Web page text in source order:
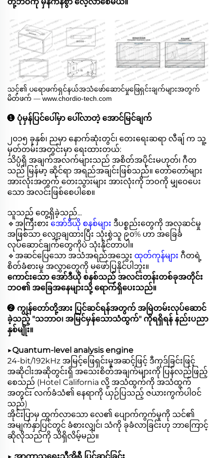
သင့်၏ ပရောဖက်ရှင်နယ်အသံဖော်ဆောင်မှုဖြေရှင်းချက်များအတွက်
မိတ်ဖက် — www.chordio-tech.com
❶ ပုံမှန်ပြင်ပေါ်မှာ ပေါ်လာတဲ့ အောင်မြင်ချက်
၂၀၁၅ ခုနှစ်၊ ညမှာ နောက်ဆုံးတွင်၊ တေးရေးဆရာ လီချ် က သူ့
မှတ်တမ်းအတွင်းမှာ ရေးထားတယ်:
သိပ္ပံရှိ အချက်အလက်များသည် အစိတ်အပိုင်းမဟုတ်၊ ဂီတ
သည် မြန်မာ့ ဆိုင်ရာ အရည်အချင်းဖြစ်သည်။ တော်တော်များ
အားလုံးအတွက် တေးသွားများ အားလုံးကို ဘဝကို မျှဝေပေး
သော အလင်းဖြစ်စေပါစေ။
သူသည် တွေ့ရှိခဲ့သည်...
🔹အကြီးစား အော်ဒီယို စနစ်များ ဒီပစ္စည်းတွေကို အလှဆင်မှု
အဖြစ်သာ လျှော့ချထားပြီး သုံးစွဲသူ ၉၀% ဟာ အခြေခံ
လုပ်ဆောင်ချက်တွေကိုပဲ သုံးနိုင်တာပါ။
🔹အဆင်ပြေသော အသံအရည်အသွေး ထုတ်ကုန်များ ဂီတရဲ့
စိတ်ခံစားမှု အလွှာတွေကို မဖော်ပြနိုင်ပါဘူး။
ကောင်းသော အော်ဒီယို စနစ်သည် အလင်းတန်းတစ်ခုအတိုင်း
ဘဝ၏ အခြေအနေများသို့ ရောက်ရှိပေးသည်။
❷ ကျွန်တော်တို့အား ပြင်ဆင်ရန်အတွက် အမြဲတမ်းလုပ်ဆောင်
ခဲ့သည့် "သဘာဝ၊ အမြင်မှန်သောသံထွက်" ကိုရရှိရန် နည်းပညာ
နှစ်မျိုး။
▶Quantum-level analysis engine
24-bit/192kHz အမြင့်ဖြေရှင်းမှုအဆင့်ဖြင့် ဒီကုဒ်ခြင်းဖြင့်
အဆိုငါးအဆိုတွင်းရှိ အသေးစိတ်အချက်များကို ပြန်လည်ဖြည့်
စေသည် (Hotel California လို့ အသံထွက်ကို အသံထွက်
အတွင်း လက်ခံသံ၏ နေရာကို ယှဉ်ပြသည့် ဇယားကွက်ပါဝင်
သည်)
အိုင်းပြာမှ ထွက်လာသော လေ၏ ပျောက်ကွက်မှုကို သင်၏
အမျက်နှာပြင်တွင် ခံစားလျှင်၊ သံကို ခုခံလာခြင်းဟု ဘာကြောင့်
ဆိုလိုသည်ကို သိရှိလိမ့်မည်။